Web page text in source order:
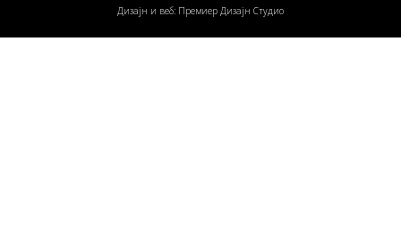
Дизајн и веб: Премиер Дизајн Студио